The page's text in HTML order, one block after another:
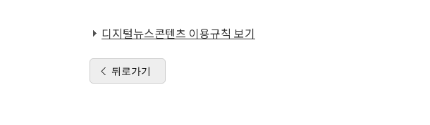
디지털뉴스콘텐츠 이용규칙 보기
뒤로가기